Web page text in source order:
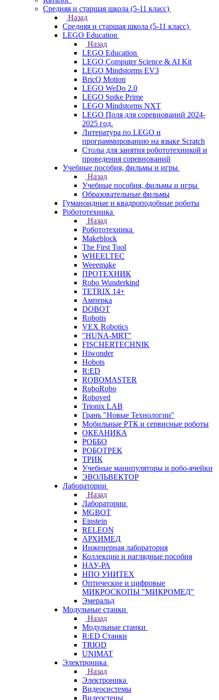
Средняя и старшая школа (5-11 класс)
Назад
Средняя и старшая школа (5-11 класс)
LEGO Education
Назад
LEGO Education
LEGO Computer Science & AI Kit
LEGO Mindstorms EV3
BricQ Motion
LEGO WeDo 2.0
LEGO Spike Prime
LEGO Mindstorms NXT
LEGO Поля для соревнований 2024-
2025 год.
Литература по LEGO и
программированию на языке Scratch
Столы для занятия робототехникой и
проведения соревнований
Учебные пособия, фильмы и игры
Назад
Учебные пособия, фильмы и игры
Образовательные фильмы
Гуманоидные и квадроподобные роботы
Робототехника
Назад
Робототехника
Makeblock
The First Tool
WHEELTEC
Weeemake
ПРОТЕХНИК
Robo Wunderkind
TETRIX 14+
Амперка
DOBOT
Robotis
VEX Robotics
"HUNA-MRT"
FISCHERTECHNIK
Hiwonder
Hobots
R:ED
ROBOMASTER
RoboRobo
Roboved
Trionix LAB
Грань "Новые Технологии"
Мобильные РТК и сервисные роботы
ОКЕАНИКА
РОББО
РОБОТРЕК
ТРИК
Учебные манипуляторы и робо-ячейки
ЭВОЛЬВЕКТОР
Лаборатории
Назад
Лаборатории
MGBOT
Einstein
RELEON
АРХИМЕД
Инженерная лаборатория
Коллекции и наглядные пособия
НАУ-РА
НПО УНИТЕХ
Оптические и цифровые
МИКРОСКОПЫ "МИКРОМЕД"
Эмеральд
Модульные станки
Назад
Модульные станки
R:ED Станки
TRIOD
UNIMAT
Электроника
Назад
Электроника
Видеосистемы
Видеостены